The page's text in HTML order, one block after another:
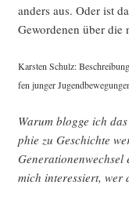
anders aus. Oder ist
Gewor­de­nen über die
Kars­ten Schulz:
fen jun­ger
War­um blog­ge ich
phie zu Geschich­te
mich inter­es­siert, wer